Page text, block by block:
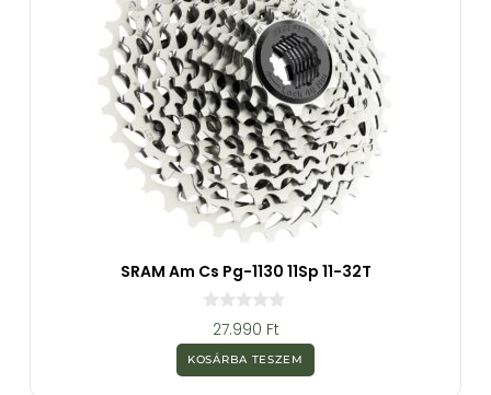
SRAM Am Cs Pg-1130 11Sp 11-32T
z
5
27.990 Ft
KOSÁRBA TESZEM